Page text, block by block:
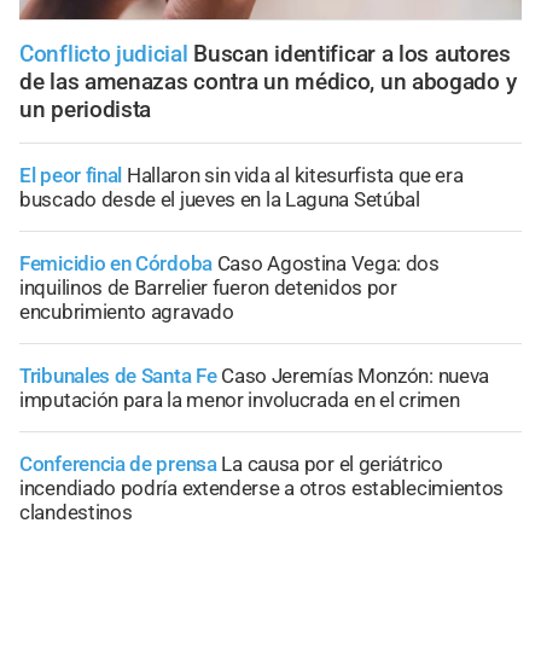
Conflicto judicial Buscan identificar a los autores
de las amenazas contra un médico, un abogado y
un periodista
El peor final Hallaron sin vida al kitesurfista que era
buscado desde el jueves en la Laguna Setúbal
Femicidio en Córdoba Caso Agostina Vega: dos
inquilinos de Barrelier fueron detenidos por
encubrimiento agravado
Tribunales de Santa Fe Caso Jeremías Monzón: nueva
imputación para la menor involucrada en el crimen
Conferencia de prensa La causa por el geriátrico
incendiado podría extenderse a otros establecimientos
clandestinos